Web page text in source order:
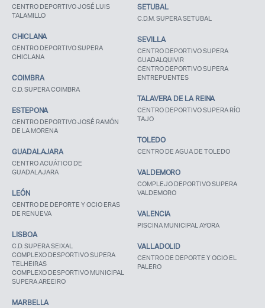
CENTRO DEPORTIVO JOSÉ LUIS
TALAMILLO
CHICLANA
CENTRO DEPORTIVO SUPERA
CHICLANA
COIMBRA
C.D. SUPERA COIMBRA
ESTEPONA
CENTRO DEPORTIVO JOSÉ RAMÓN
DE LA MORENA
GUADALAJARA
CENTRO ACUÁTICO DE
GUADALAJARA
LEÓN
CENTRO DE DEPORTE Y OCIO ERAS
DE RENUEVA
LISBOA
C.D. SUPERA SEIXAL
COMPLEXO DESPORTIVO SUPERA
TELHEIRAS
COMPLEXO DESPORTIVO MUNICIPAL
SUPERA AREEIRO
MARBELLA
SETUBAL
C.D.M. SUPERA SETUBAL
SEVILLA
CENTRO DEPORTIVO SUPERA
GUADALQUIVIR
CENTRO DEPORTIVO SUPERA
ENTREPUENTES
TALAVERA DE LA REINA
CENTRO DEPORTIVO SUPERA RÍO
TAJO
TOLEDO
CENTRO DE AGUA DE TOLEDO
VALDEMORO
COMPLEJO DEPORTIVO SUPERA
VALDEMORO
VALENCIA
PISCINA MUNICIPAL AYORA
VALLADOLID
CENTRO DE DEPORTE Y OCIO EL
PALERO